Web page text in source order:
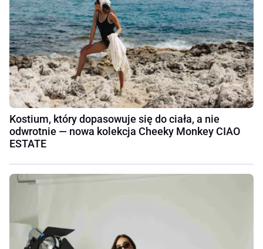
Kostium, który dopasowuje się do ciała, a nie
odwrotnie — nowa kolekcja Cheeky Monkey CIAO
ESTATE